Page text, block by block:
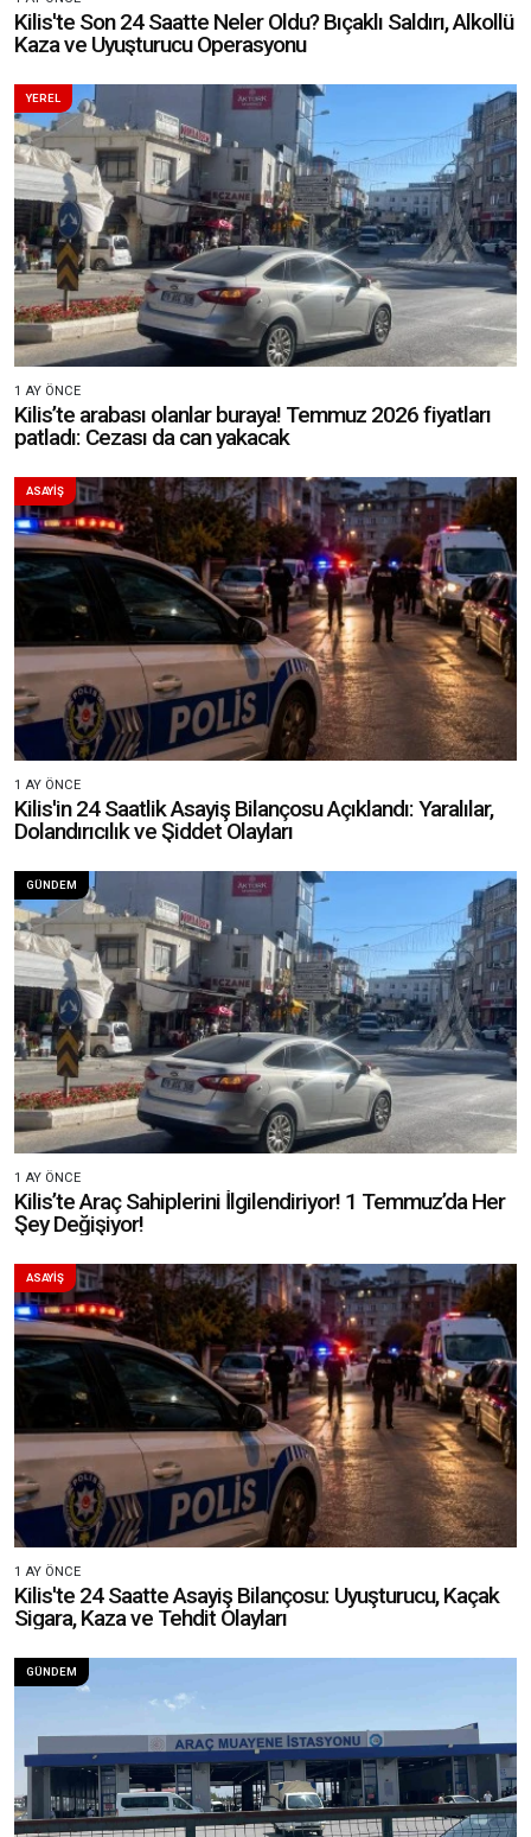
Kilis'te Son 24 Saatte Neler Oldu? Bıçaklı Saldırı, Alkollü
Kaza ve Uyuşturucu Operasyonu
YEREL
1 AY ÖNCE
Kilis’te arabası olanlar buraya! Temmuz 2026 fiyatları
patladı: Cezası da can yakacak
ASAYİŞ
1 AY ÖNCE
Kilis'in 24 Saatlik Asayiş Bilançosu Açıklandı: Yaralılar,
Dolandırıcılık ve Şiddet Olayları
GÜNDEM
1 AY ÖNCE
Kilis’te Araç Sahiplerini İlgilendiriyor! 1 Temmuz’da Her
Şey Değişiyor!
ASAYİŞ
1 AY ÖNCE
Kilis'te 24 Saatte Asayiş Bilançosu: Uyuşturucu, Kaçak
Sigara, Kaza ve Tehdit Olayları
GÜNDEM